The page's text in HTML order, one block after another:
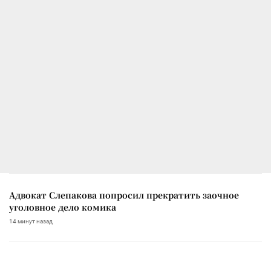
Адвокат Слепакова попросил прекратить заочное
уголовное дело комика
14 минут назад